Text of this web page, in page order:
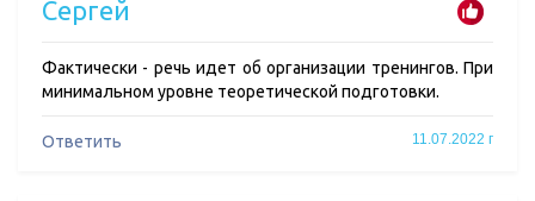
Сергей
Фактически - речь идет об организации тренингов. При
минимальном уровне теоретической подготовки.
Ответить 11.07.2022 г